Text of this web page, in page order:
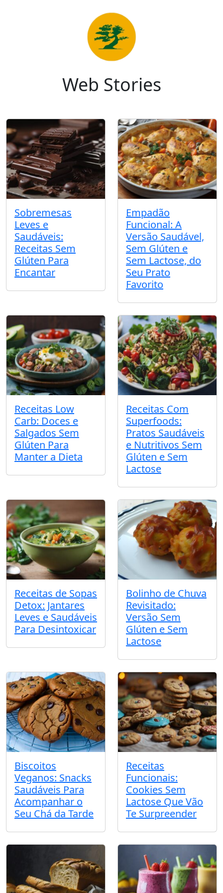
Web Stories
Sobremesas
Leves e
Saudáveis:
Receitas Sem
Glúten Para
Encantar
Empadão
Funcional: A
Versão Saudável,
Sem Glúten e
Sem Lactose, do
Seu Prato
Favorito
Receitas Low
Carb: Doces e
Salgados Sem
Glúten Para
Manter a Dieta
Receitas Com
Superfoods:
Pratos Saudáveis
e Nutritivos Sem
Glúten e Sem
Lactose
Receitas de Sopas
Detox: Jantares
Leves e Saudáveis
Para Desintoxicar
Bolinho de Chuva
Revisitado:
Versão Sem
Glúten e Sem
Lactose
Biscoitos
Veganos: Snacks
Saudáveis Para
Acompanhar o
Seu Chá da Tarde
Receitas
Funcionais:
Cookies Sem
Lactose Que Vão
Te Surpreender